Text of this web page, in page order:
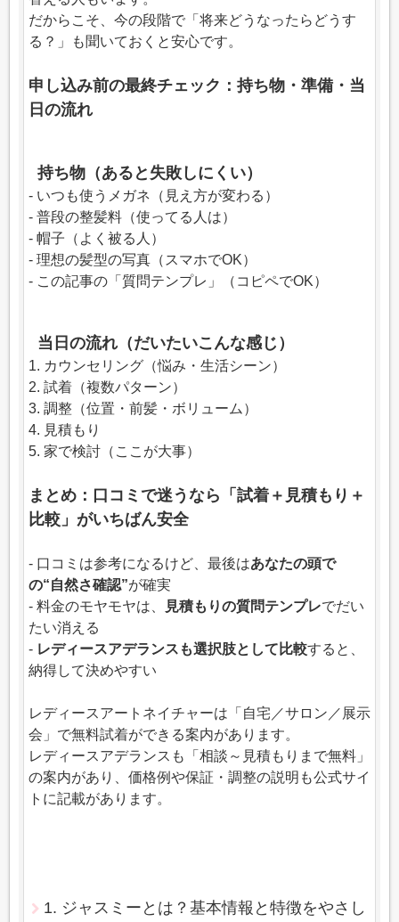
だからこそ、今の段階で「将来どうなったらどうす
る？」も聞いておくと安心です。
申し込み前の最終チェック：持ち物・準備・当
日の流れ
持ち物（あると失敗しにくい）
- いつも使うメガネ（見え方が変わる）
- 普段の整髪料（使ってる人は）
- 帽子（よく被る人）
- 理想の髪型の写真（スマホでOK）
- この記事の「質問テンプレ」（コピペでOK）
当日の流れ（だいたいこんな感じ）
1. カウンセリング（悩み・生活シーン）
2. 試着（複数パターン）
3. 調整（位置・前髪・ボリューム）
4. 見積もり
5. 家で検討（ここが大事）
まとめ：口コミで迷うなら「試着＋見積もり＋
比較」がいちばん安全
- 口コミは参考になるけど、最後はあなたの頭で
の“自然さ確認”が確実
- 料金のモヤモヤは、
見積もりの質問テンプレでだい
たい消える
- レディースアデランスも選択肢として比較すると、
納得して決めやすい
レディースアートネイチャーは「自宅／サロン／展示
会」で無料試着ができる案内があります。
レディースアデランスも「相談～見積もりまで無料」
の案内があり、価格例や保証・調整の説明も公式サイ
トに記載があります。
1. ジャスミーとは？基本情報と特徴をやさし